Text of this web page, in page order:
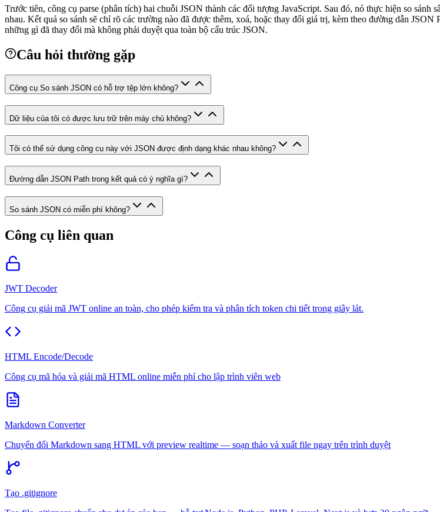
Trước tiên, công cụ parse (phân tích) hai chuỗi JSON thành các đối tượng JavaScript. Sau đó, nó thực hiện so sánh
nhau. Kết quả so sánh sẽ chỉ rõ các trường nào đã được thêm, xoá, hoặc thay đổi giá trị, kèm theo đường dẫn
những gì đã thay đổi mà không phải duyệt qua toàn bộ cấu trúc JSON.
Câu hỏi thường gặp
Công cụ So sánh JSON có hỗ trợ tệp lớn không?
Dữ liệu của tôi có được lưu trữ trên máy chủ không?
Tôi có thể sử dụng công cụ này với JSON được định dạng khác nhau không?
Đường dẫn JSON Path trong kết quả có ý nghĩa gì?
So sánh JSON có miễn phí không?
Công cụ liên quan
JWT Decoder
Công cụ giải mã JWT online an toàn, cho phép kiểm tra và phân tích token chi tiết trong giây lát.
HTML Encode/Decode
Công cụ mã hóa và giải mã HTML online miễn phí cho lập trình viên web
Markdown Converter
Chuyển đổi Markdown sang HTML với preview realtime — soạn thảo và xuất file ngay trên trình duyệt
Tạo .gitignore